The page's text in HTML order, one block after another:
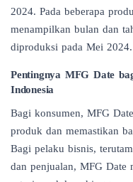
2024. Pada beberapa
menampilkan bulan dan
diproduksi pada Mei 2024.
Pentingnya MFG Date
Indonesia
Bagi konsumen, MFG
produk dan memastikan
Bagi pelaku bisnis,
dan penjualan, MFG Date